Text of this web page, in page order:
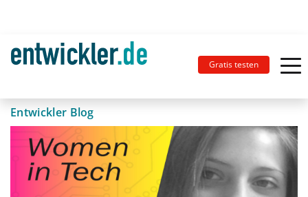
Gratis testen
Entwickler Blog